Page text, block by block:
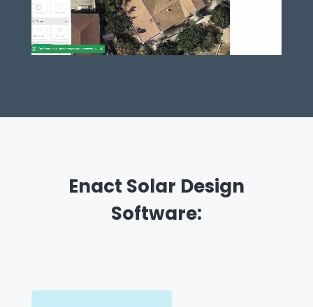
Enact Solar Design
Software: